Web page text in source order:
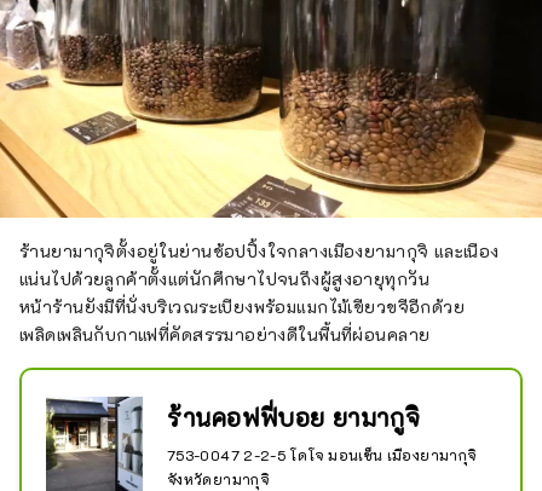
ร้านยามากุจิตั้งอยู่ในย่านช้อปปิ้งใจกลางเมืองยามากุจิ และเนือง
แน่นไปด้วยลูกค้าตั้งแต่นักศึกษาไปจนถึงผู้สูงอายุทุกวัน
หน้าร้านยังมีที่นั่งบริเวณระเบียงพร้อมแมกไม้เขียวขจีอีกด้วย
เพลิดเพลินกับกาแฟที่คัดสรรมาอย่างดีในพื้นที่ผ่อนคลาย
ร้านคอฟฟี่บอย ยามากูจิ
753-0047 2-2-5 โดโจ มอนเซ็น เมืองยามากุจิ
จังหวัดยามากุจิ